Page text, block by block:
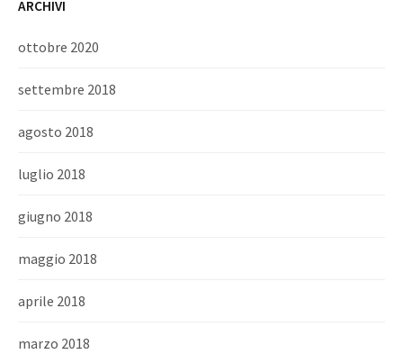
ARCHIVI
ottobre 2020
settembre 2018
agosto 2018
luglio 2018
giugno 2018
maggio 2018
aprile 2018
marzo 2018